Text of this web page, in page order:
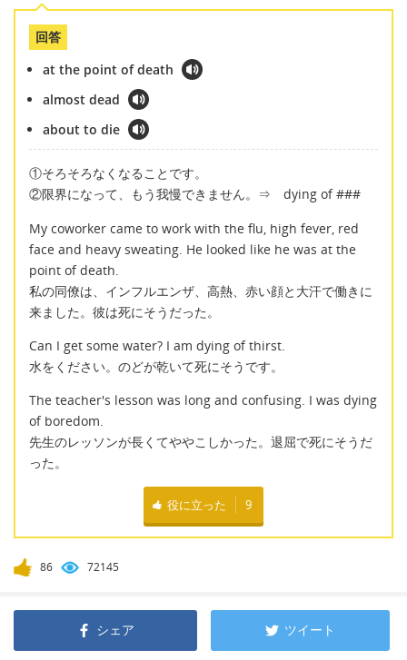
回答
at the point of death
almost dead
about to die
①そろそろなくなることです。
②限界になって、もう我慢できません。⇒ dying of ###
My coworker came to work with the flu, high fever, red
face and heavy sweating. He looked like he was at the
point of death.
私の同僚は、インフルエンザ、高熱、赤い顔と大汗で働きに
来ました。彼は死にそうだった。
Can I get some water? I am dying of thirst.
水をください。のどが乾いて死にそうです。
The teacher's lesson was long and confusing. I was dying
of boredom.
先生のレッソンが長くてややこしかった。退屈で死にそうだ
った。
役に立った 9
86 72145
シェア ツイート